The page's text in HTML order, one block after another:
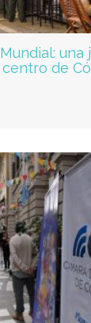
una
de